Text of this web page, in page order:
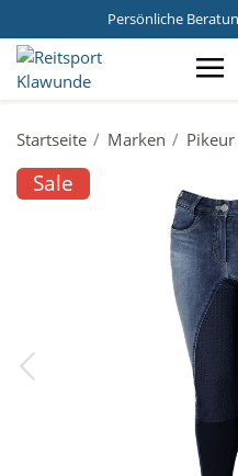
Persönliche
Startseite Marken Pikeur
Sale